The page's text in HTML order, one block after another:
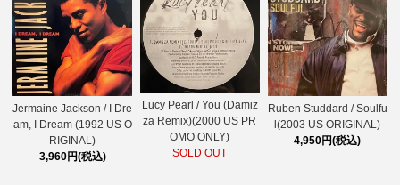
Jermaine Jackson / I Dre
am, I Dream (1992 US O
RIGINAL)
3,960円(税込)
Lucy Pearl / You (Damiz
za Remix)(2000 US PR
OMO ONLY)
SOLD OUT
Ruben Studdard / Soulfu
l(2003 US ORIGINAL)
4,950円(税込)